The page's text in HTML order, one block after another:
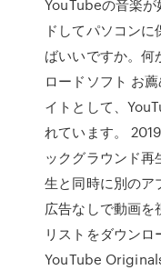
YouTubeの音楽
ドしてパソコン
ばいいですか。何
ロードソフト お
イトとして、
れています。
ックグラウンド
生と同時に別のア
広告なしで動画を
リストをダウン
YouTube